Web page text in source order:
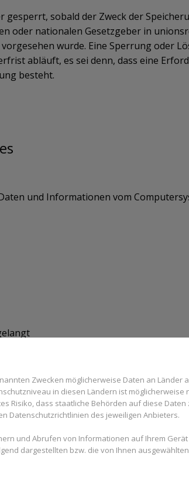
sobald der Zweck der
oder nationalen Gesetzgeber in
wurde. Eine Sperrung oder
abläuft, es sei denn, dass eine
besteht.
und Informationen vom
Speicherung dieser Daten zusammen
ist Art. 6 Abs. 1 lit. f DSGVO.
Zwecken möglicherweise Daten an Länder
in diesen Ländern ist möglicherweise
Risiko, dass staatliche Behörden auf diese
Datenschutzrichtlinien des jeweiligen Anbieters.
und Abrufen von Informationen auf Ihrem Gerät
dargestellten bzw. die von Ihnen ausgewählten